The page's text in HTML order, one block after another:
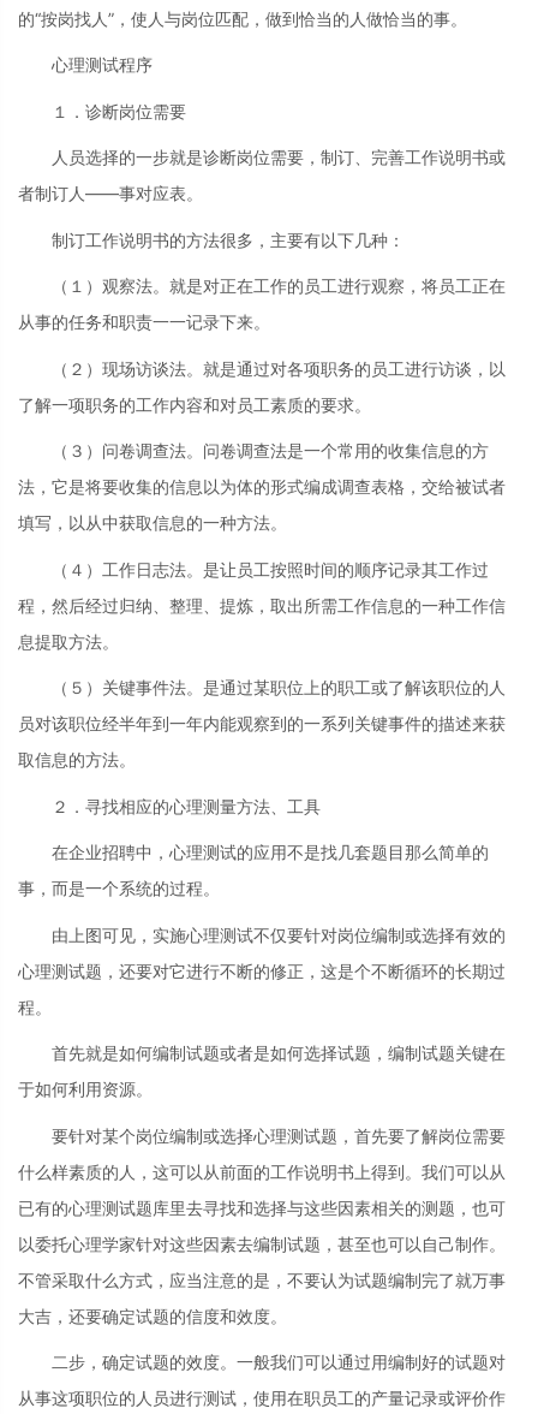
的“按岗找人”，使人与岗位匹配，做到恰当的人做恰当的事。
心理测试程序
１．诊断岗位需要
人员选择的一步就是诊断岗位需要，制订、完善工作说明书或
者制订人——事对应表。
制订工作说明书的方法很多，主要有以下几种：
（１）观察法。就是对正在工作的员工进行观察，将员工正在
从事的任务和职责一一记录下来。
（２）现场访谈法。就是通过对各项职务的员工进行访谈，以
了解一项职务的工作内容和对员工素质的要求。
（３）问卷调查法。问卷调查法是一个常用的收集信息的方
法，它是将要收集的信息以为体的形式编成调查表格，交给被试者
填写，以从中获取信息的一种方法。
（４）工作日志法。是让员工按照时间的顺序记录其工作过
程，然后经过归纳、整理、提炼，取出所需工作信息的一种工作信
息提取方法。
（５）关键事件法。是通过某职位上的职工或了解该职位的人
员对该职位经半年到一年内能观察到的一系列关键事件的描述来获
取信息的方法。
２．寻找相应的心理测量方法、工具
在企业招聘中，心理测试的应用不是找几套题目那么简单的
事，而是一个系统的过程。
由上图可见，实施心理测试不仅要针对岗位编制或选择有效的
心理测试题，还要对它进行不断的修正，这是个不断循环的长期过
程。
首先就是如何编制试题或者是如何选择试题，编制试题关键在
于如何利用资源。
要针对某个岗位编制或选择心理测试题，首先要了解岗位需要
什么样素质的人，这可以从前面的工作说明书上得到。我们可以从
已有的心理测试题库里去寻找和选择与这些因素相关的测题，也可
以委托心理学家针对这些因素去编制试题，甚至也可以自己制作。
不管采取什么方式，应当注意的是，不要认为试题编制完了就万事
大吉，还要确定试题的信度和效度。
二步，确定试题的效度。一般我们可以通过用编制好的试题对
从事这项职位的人员进行测试，使用在职员工的产量记录或评价作